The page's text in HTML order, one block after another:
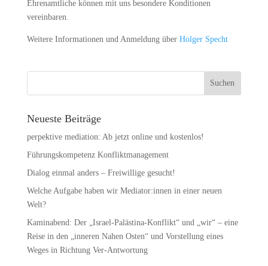
Ehrenamtliche können mit uns besondere Konditionen
vereinbaren.
Weitere Informationen und Anmeldung über Holger Specht
Neueste Beiträge
perpektive mediation: Ab jetzt online und kostenlos!
Führungskompetenz Konfliktmanagement
Dialog einmal anders – Freiwillige gesucht!
Welche Aufgabe haben wir Mediator:innen in einer neuen
Welt?
Kaminabend: Der „Israel-Palästina-Konflikt“ und „wir“ – eine
Reise in den „inneren Nahen Osten“ und Vorstellung eines
Weges in Richtung Ver-Antwortung